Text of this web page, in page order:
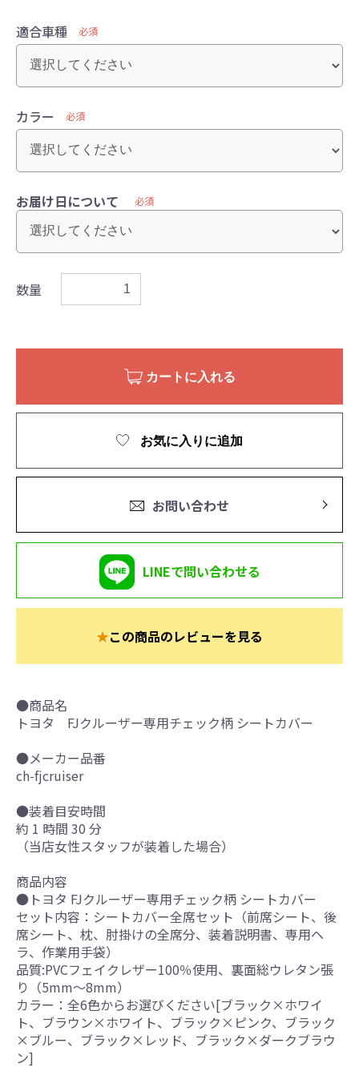
適合車種 必須
カラー 必須
お届け日について 必須
数量
カートに入れる
お気に入りに追加
お問い合わせ
LINEで問い合わせる
★この商品のレビューを見る
●商品名
トヨタ FJクルーザー専用チェック柄 シートカバー
●メーカー品番
ch-fjcruiser
●装着目安時間
約 1 時間 30 分
（当店女性スタッフが装着した場合）
商品内容
●トヨタ FJクルーザー専用チェック柄 シートカバー
セット内容：シートカバー全席セット（前席シート、後
席シート、枕、肘掛けの全席分、装着説明書、専用ヘ
ラ、作業用手袋）
品質:PVCフェイクレザー100％使用、裏面総ウレタン張
り（5mm～8mm）
カラー：全6色からお選びください[ブラック×ホワイ
ト、ブラウン×ホワイト、ブラック×ピンク、ブラック
×ブルー、ブラック×レッド、ブラック×ダークブラウ
ン]